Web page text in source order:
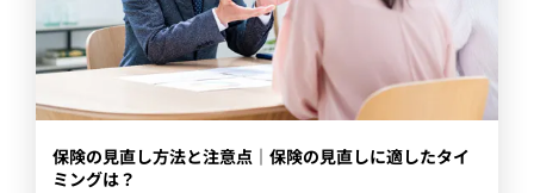
​保険の見直し方法と注意点｜保険の見直しに適したタイ
ミングは？